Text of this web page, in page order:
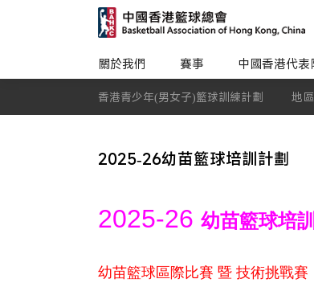
關於我們 賽事 中國香港代表
香港青少年(男女子)籃球訓練計劃 地
2025-26幼苗籃球培訓計劃
2025-26 幼苗籃球培
幼苗籃球區際比賽 暨 技術挑戰賽